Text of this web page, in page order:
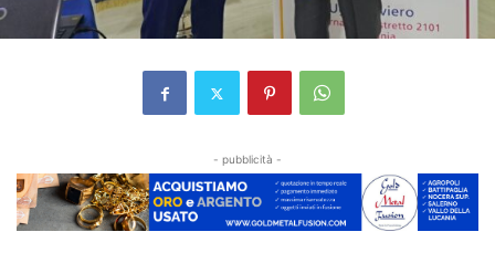
- pubblicità -